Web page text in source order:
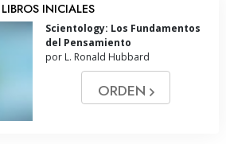
LIBROS INICIALES
Scientology: Los Fundamentos
del Pensamiento
por L. Ronald Hubbard
ORDEN